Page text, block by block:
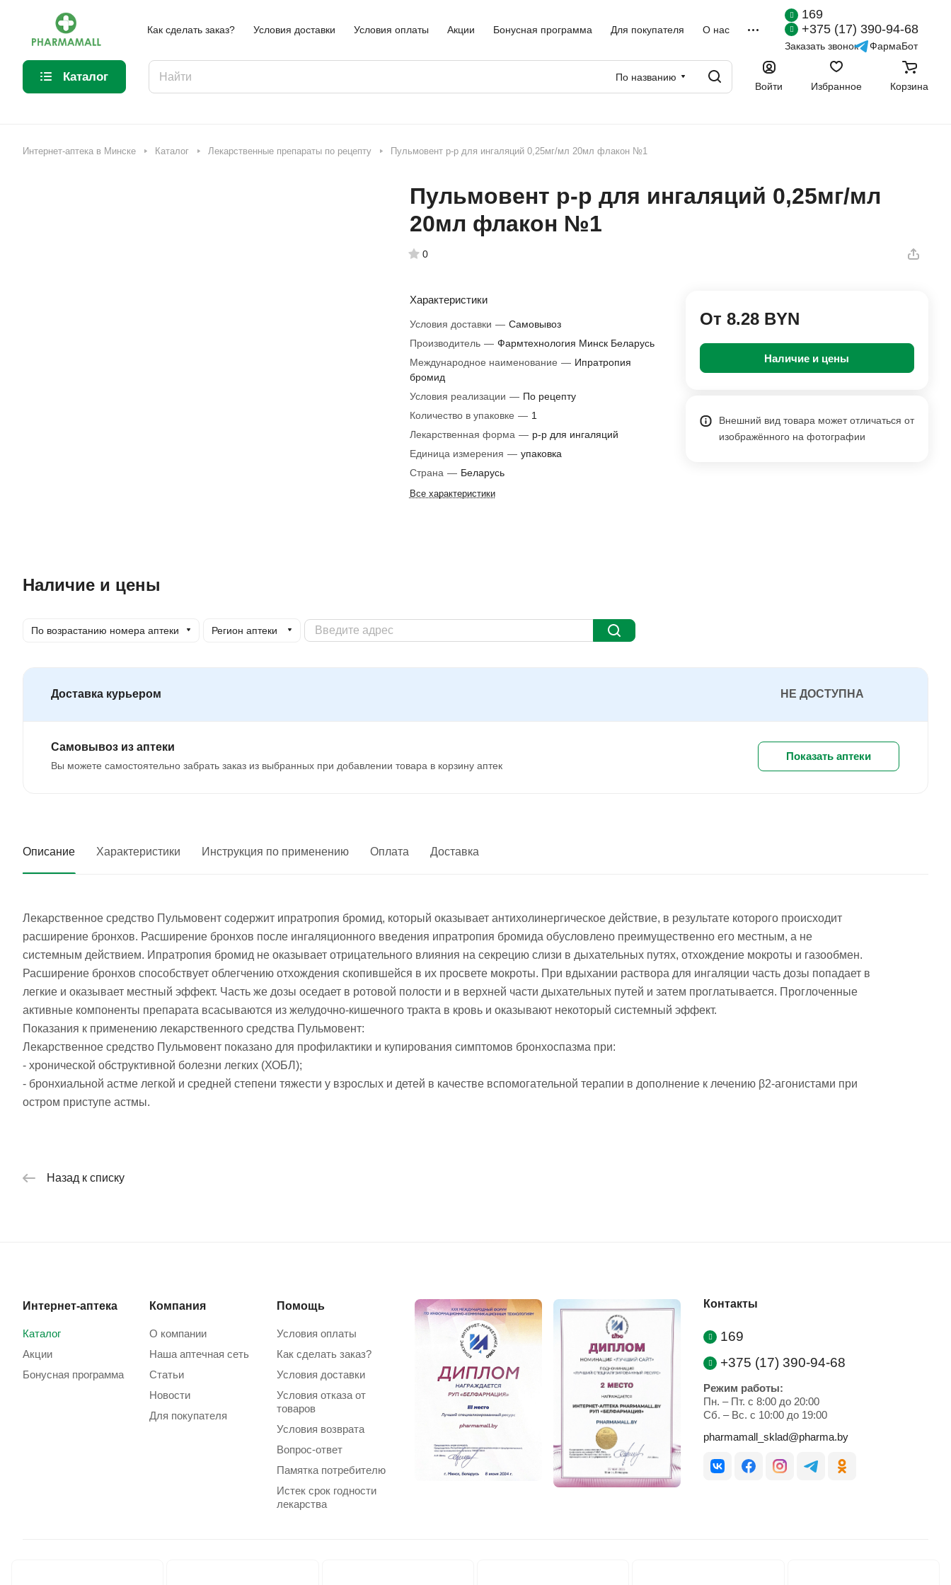
Как сделать заказ? Условия доставки Условия оплаты Акции Бонусная программа Для покупателя О нас
169
+375 (17) 390-94-68
Заказать звонок ФармаБот
Каталог
По названию
Войти
Избранное Корзина
Интернет-аптека в Минске Каталог Лекарственные препараты по рецепту Пульмовент р-р для ингаляций 0,25мг/мл 20мл флакон №1
Пульмовент р-р для ингаляций 0,25мг/мл
20мл флакон №1
0
Характеристики
Условия доставки — Самовывоз
Производитель — Фармтехнология Минск Беларусь
Международное наименование — Ипратропия
бромид
Условия реализации — По рецепту
Количество в упаковке — 1
Лекарственная форма — р-р для ингаляций
Единица измерения — упаковка
Страна — Беларусь
Все характеристики
От 8.28 BYN
Наличие и цены
Внешний вид товара может отличаться от
изображённого на фотографии
Наличие и цены
По возрастанию номера аптеки Регион аптеки
Доставка курьером НЕ ДОСТУПНА
Самовывоз из аптеки
Вы можете самостоятельно забрать заказ из выбранных при добавлении товара в корзину аптек
Показать аптеки
Описание Характеристики Инструкция по применению Оплата Доставка
Лекарственное средство Пульмовент содержит ипратропия бромид, который оказывает антихолинергическое действие, в результате которого происходит
расширение бронхов. Расширение бронхов после ингаляционного введения ипратропия бромида обусловлено преимущественно его местным, а не
системным действием. Ипратропия бромид не оказывает отрицательного влияния на секрецию слизи в дыхательных путях, отхождение мокроты и газообмен.
Расширение бронхов способствует облегчению отхождения скопившейся в их просвете мокроты. При вдыхании раствора для ингаляции часть дозы попадает в
легкие и оказывает местный эффект. Часть же дозы оседает в ротовой полости и в верхней части дыхательных путей и затем проглатывается. Проглоченные
активные компоненты препарата всасываются из желудочно-кишечного тракта в кровь и оказывают некоторый системный эффект.
Показания к применению лекарственного средства Пульмовент:
Лекарственное средство Пульмовент показано для профилактики и купирования симптомов бронхоспазма при:
- хронической обструктивной болезни легких (ХОБЛ);
- бронхиальной астме легкой и средней степени тяжести у взрослых и детей в качестве вспомогательной терапии в дополнение к лечению β2-агонистами при
остром приступе астмы.
Назад к списку
Интернет-аптека
Каталог
Акции
Бонусная программа
Компания
О компании
Наша аптечная сеть
Статьи
Новости
Для покупателя
Помощь
Условия оплаты
Как сделать заказ?
Условия доставки
Условия отказа от
товаров
Условия возврата
Вопрос-ответ
Памятка потребителю
Истек срок годности
лекарства
Контакты
169
+375 (17) 390-94-68
Режим работы:
Пн. – Пт. с 8:00 до 20:00
Cб. – Вс. с 10:00 до 19:00
pharmamall_sklad@pharma.by